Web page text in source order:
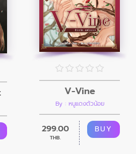
V-Vine
By : หนูแดงตัวน้อย
299.00
THB.
BUY